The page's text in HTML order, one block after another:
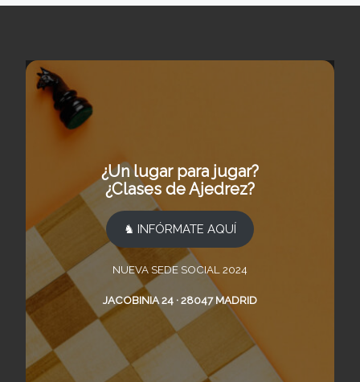
¿Un lugar para jugar?
¿Clases de Ajedrez?
♞ INFÓRMATE AQUÍ
NUEVA SEDE SOCIAL 2024
JACOBINIA 24 · 28047 MADRID